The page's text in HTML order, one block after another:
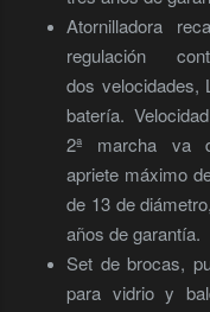
Atornilladora
regulación
dos velocidades,
batería.
2ª marcha va
apriete máximo
de 13 de
años de garantía.
Set de brocas,
para vidrio y